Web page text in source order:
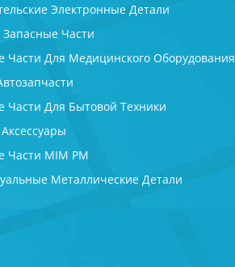
Электронные Детали
Части
Части Для Медицинского Оборудования
Части Для Бытовой Техники
Части MIM PM
Металлические Детали